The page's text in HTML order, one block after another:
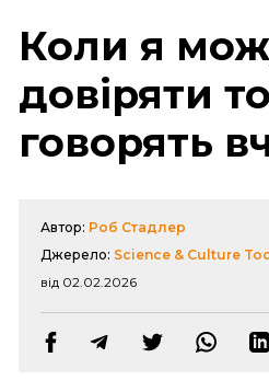
Коли я
довіряти
говорять
Автор: Роб Стадлер
Джерело: Science & Culture
від 02.02.2026